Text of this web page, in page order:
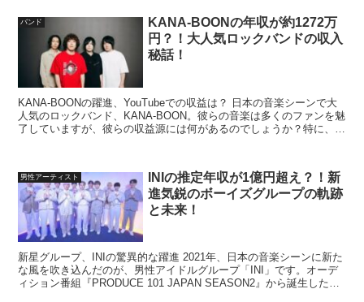
バンド
KANA-BOONの年収が約1272万
円？！大人気ロックバンドの収入
秘話！
KANA-BOONの躍進、YouTubeでの収益は？ 日本の音楽シーンで大
人気のロックバンド、KANA-BOON。彼らの音楽は多くのファンを魅
了していますが、彼らの収益源には何があるのでしょうか？特に、
男性アーティスト
​INIの推定年収が1億円超え？！新
進気鋭のボーイズグループの軌跡
と未来！
新星グループ、INIの驚異的な躍進 2021年、日本の音楽シーンに新た
な風を吹き込んだのが、男性アイドルグループ「INI」です。オーデ
ィション番組『PRODUCE 101 JAPAN SEASON2』から誕生したこ